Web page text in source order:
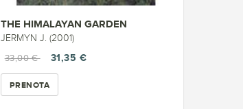
THE HIMALAYAN GARDEN
JERMYN J. (2001)
33,00 €
31,35 €
PRENOTA